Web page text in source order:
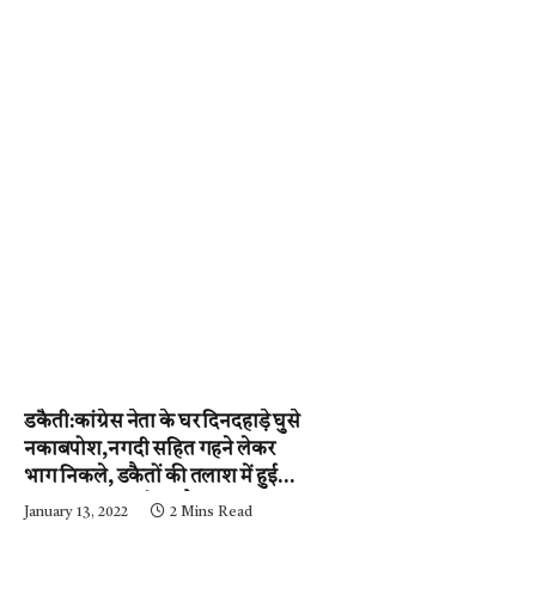
डकैती:कांग्रेस नेता के घर दिनदहाड़े घुसे
नकाबपोश,नगदी सहित गहने लेकर
भाग निकले, डकैतों की तलाश में हुई
नाकाबंदी…..आईजी और
January 13, 2022 2 Mins Read